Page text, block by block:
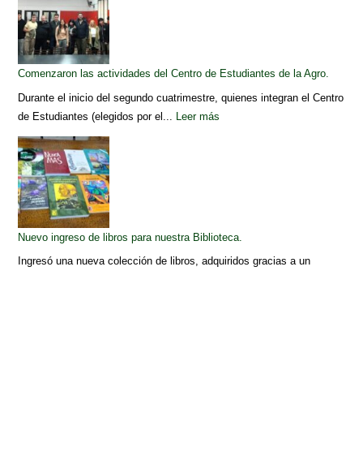
Comenzaron las actividades del Centro de Estudiantes de la Agro.
Durante el inicio del segundo cuatrimestre, quienes integran el Centro
de Estudiantes (elegidos por el... Leer más
Nuevo ingreso de libros para nuestra Biblioteca.
Ingresó una nueva colección de libros, adquiridos gracias a un